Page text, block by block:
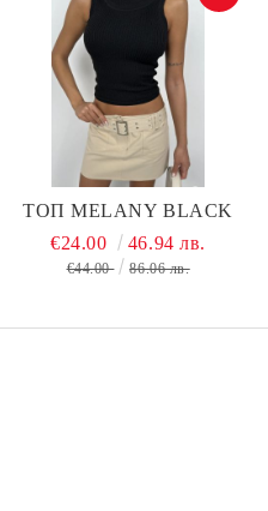
ТОП MELANY BLACK
€24.00 46.94 лв.
€44.00 86.06 лв.